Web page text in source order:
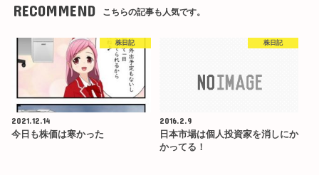
RECOMMEND こちらの記事も人気です。
株日記
2021.12.14
今日も株価は寒かった
株日記
2016.2.9
日本市場は個人投資家を消しにか
かってる！